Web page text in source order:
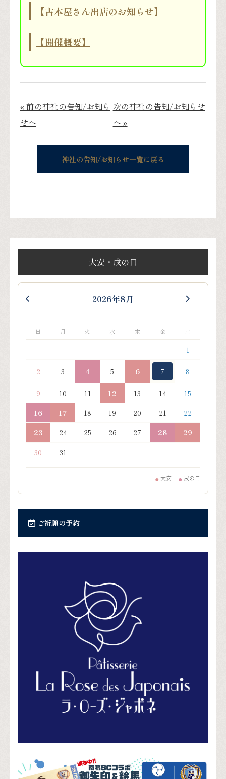
【古本屋さん出店のお知らせ】
【開催概要】
« 前の神社の告知/お知ら
せへ
次の神社の告知/お知らせ
へ »
神社の告知/お知らせ一覧に戻る
大安・戌の日
2026年8月
日 月 火 水 木 金 土
1
2 3 4 5 6 7 8
9 10 11 12 13 14
15
16
17 18 19 20 21
22
23
24 25 26 27 28
29
30
31
● 大安 ● 戌の日
ご祈願の予約